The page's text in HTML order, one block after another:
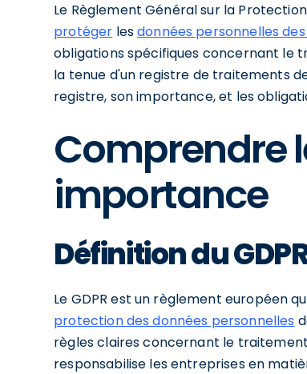
Le Règlement Général sur la
protéger lesdonnées personnelles
obligations spécifiques concernant le
la tenue d'un registre de traitements
registre, son importance, et les
Comprendre
importance
Définition du
Le GDPR est un règlement européen
protection des données personnelles
règles claires concernant le
responsabilise les entreprises en